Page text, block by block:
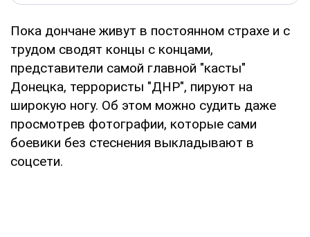
Пока дончане живут в постоянном страхе и с
трудом сводят концы с концами,
представители самой главной "касты"
Донецка, террористы "ДНР", пируют на
широкую ногу. Об этом можно судить даже
просмотрев фотографии, которые сами
боевики без стеснения выкладывают в
соцсети.